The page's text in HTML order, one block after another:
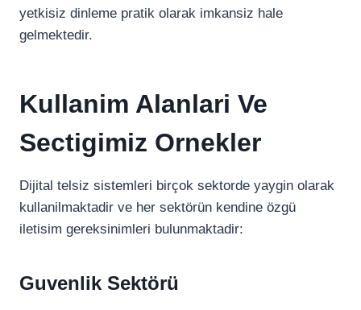
yetkisiz dinleme pratik olarak imkansiz hale
gelmektedir.
Kullanim Alanlari Ve
Sectigimiz Ornekler
Dijital telsiz sistemleri birçok sektorde yaygin olarak
kullanilmaktadir ve her sektörün kendine özgü
iletisim gereksinimleri bulunmaktadir:
Guvenlik Sektörü